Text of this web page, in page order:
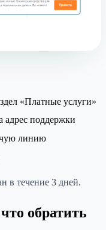
«Платные услуги»
адрес поддержки
линию
в течение 3 дней.
обратить